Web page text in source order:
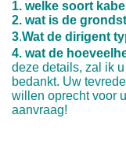
1. welke soort
2. wat is de
3.Wat de dirigent
4. wat de
deze details, zal ik
bedankt. Uw
willen oprecht voor
aanvraag!